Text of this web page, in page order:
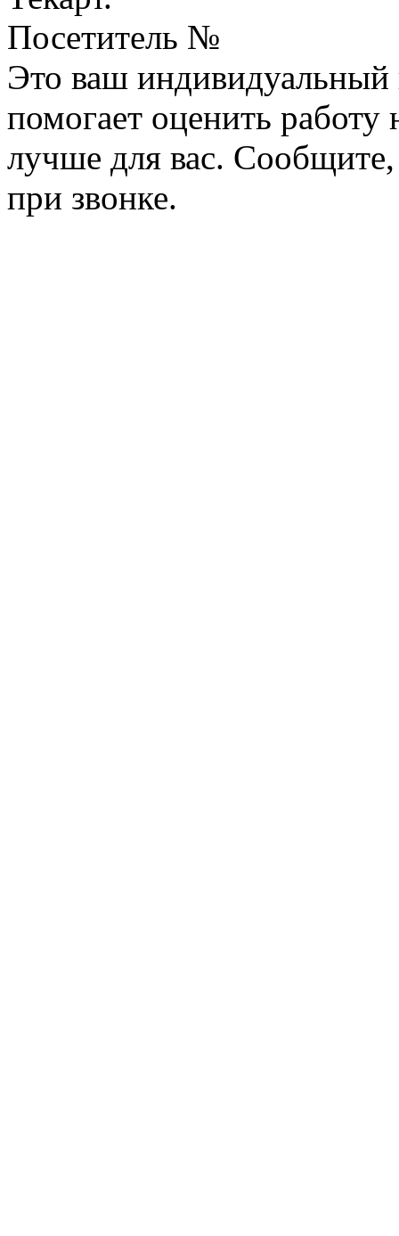
Посетитель №
Это ваш
помогает оценить работу
лучше для вас.
при звонке.